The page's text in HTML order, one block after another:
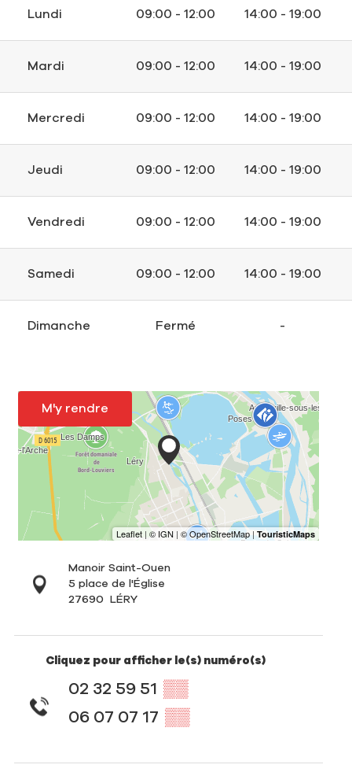
Lundi 09:00 - 12:00 14:00 - 19:00
Mardi 09:00 - 12:00 14:00 - 19:00
Mercredi 09:00 - 12:00 14:00 - 19:00
Jeudi 09:00 - 12:00 14:00 - 19:00
Vendredi 09:00 - 12:00 14:00 - 19:00
Samedi 09:00 - 12:00 14:00 - 19:00
Dimanche Fermé -
M'y rendre
Manoir Saint-Ouen
5 place de l'Église
27690
LÉRY
Cliquez pour afficher le(s) numéro(s)
02 32 59 51 ▒▒
06 07 07 17 ▒▒